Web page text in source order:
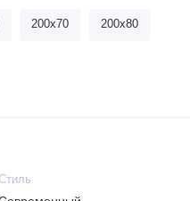
200х70 200х80
Стиль